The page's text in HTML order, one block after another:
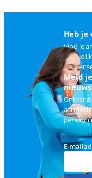
Heb je
Vind je
Meld
Ontvang
E-